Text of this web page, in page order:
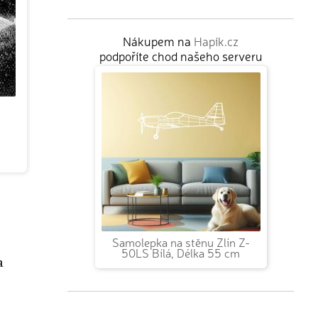
Nákupem na Hapík.cz
podpoříte chod našeho serveru
Samolepka na stěnu Zlín Z-
50LS Bílá, Délka 55 cm